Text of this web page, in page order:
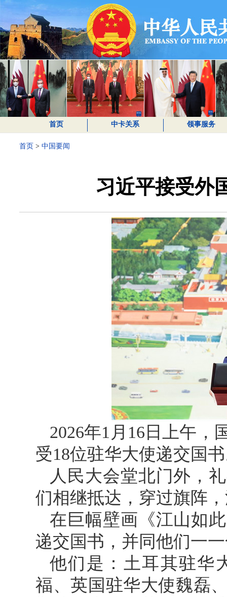
首页 中卡关系 领事服务
首页 > 中国要闻
习近平接受外
2026年1月16日上午，
受18位驻华大使递交国
人民大会堂北门外，
们相继抵达，穿过旗阵
在巨幅壁画《江山如
递交国书，并同他们一
他们是：土耳其驻华
福、英国驻华大使魏磊